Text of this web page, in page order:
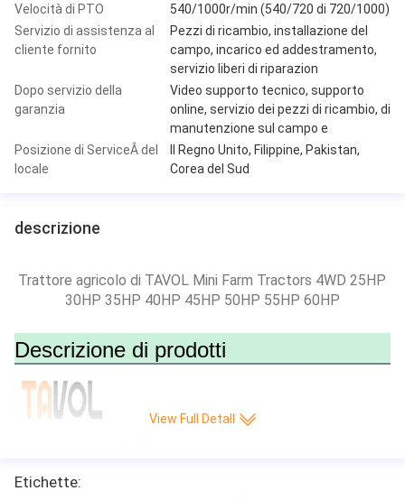
Velocità di PTO
540/1000r/min (540/720 di 720/1000)
Servizio di assistenza al
cliente fornito
Pezzi di ricambio, installazione del
campo, incarico ed addestramento,
servizio liberi di riparazion
Dopo servizio della
garanzia
Video supporto tecnico, supporto
online, servizio dei pezzi di ricambio, di
manutenzione sul campo e
Posizione di ServiceÂ del
locale
Il Regno Unito, Filippine, Pakistan,
Corea del Sud
descrizione
Trattore agricolo di TAVOL Mini Farm Tractors 4WD 25HP
30HP 35HP 40HP 45HP 50HP 55HP 60HP
Descrizione di prodotti
View Full Detall
Etichette: